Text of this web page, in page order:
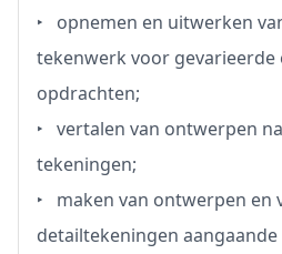
‣ opnemen en uitwerken
tekenwerk voor gevarieerde
opdrachten;
‣ vertalen van ontwerpen
tekeningen;
‣ maken van ontwerpen en
detailtekeningen